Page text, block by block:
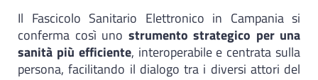
Il Fascicolo Sanitario Elettronico in Campania si
conferma così uno strumento strategico per una
sanità più efficiente, interoperabile e centrata sulla
persona, facilitando il dialogo tra i diversi attori del